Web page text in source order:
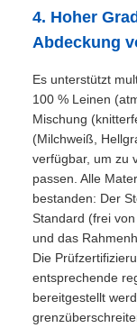
4. Hoher
Abdeckung
Es unterstützt
100 % Leinen
Mischung
(Milchweiß,
verfügbar, um zu
passen. Alle
bestanden: Der
Standard (frei
und das
Die
entsprechende
bereitgestellt